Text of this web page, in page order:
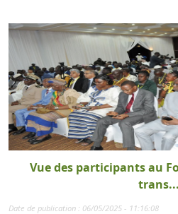
Vue des participants au
trans...
Date de publication : 06/05/2025 - 11:16:08